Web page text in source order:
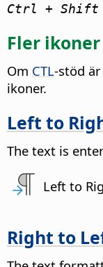
Ctrl + Shift
Fler ikoner
Om CTL-stöd
ikoner.
Left to
The text is
Left to
Right to